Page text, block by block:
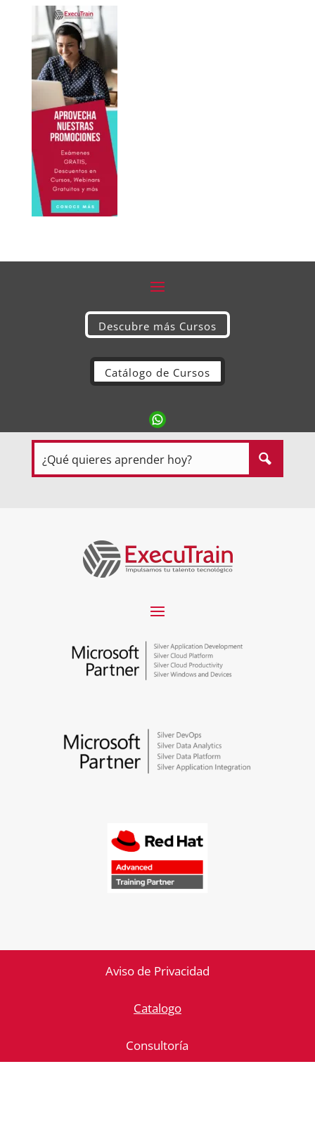
Descubre más Cursos
Catálogo de Cursos
Aviso de Privacidad
Catalogo
Consultoría